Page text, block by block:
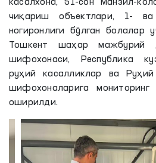
касалхона, 51-сон Манзил-
чиқариш объектлари, 1- ва
ногиронлиги бўлган болалар
Тошкент шаҳар мажбурий
шифохонаси, Республика
руҳий касалликлар ва
шифохоналарига
оширилди.